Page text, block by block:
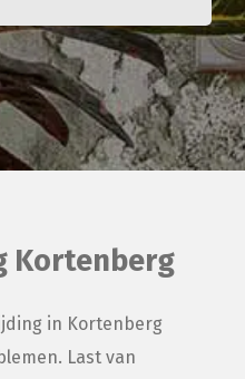
Kortenberg
in Kortenberg
Last van